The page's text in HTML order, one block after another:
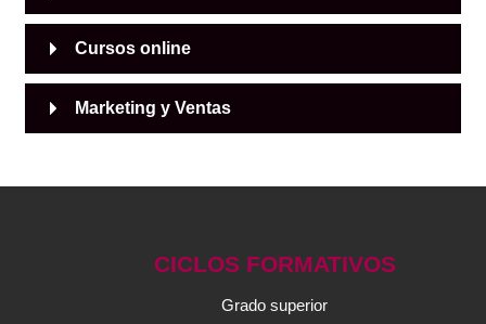
Cursos online
Marketing y Ventas
CICLOS FORMATIVOS
Grado superior